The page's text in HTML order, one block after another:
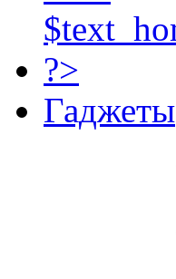
Гаджеты